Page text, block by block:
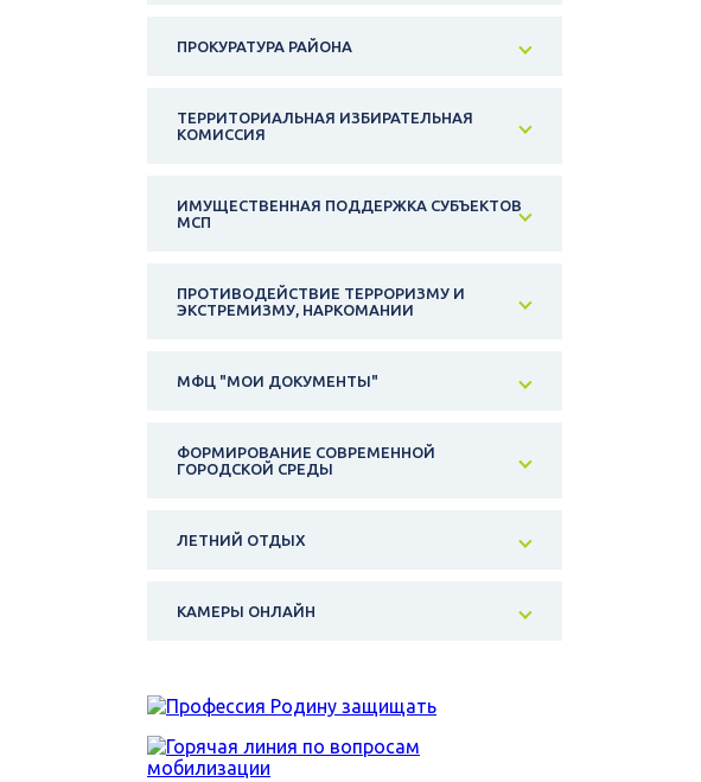
ПРОКУРАТУРА РАЙОНА
ТЕРРИТОРИАЛЬНАЯ ИЗБИРАТЕЛЬНАЯ
КОМИССИЯ
ИМУЩЕСТВЕННАЯ ПОДДЕРЖКА СУБЪЕКТОВ
МСП
ПРОТИВОДЕЙСТВИЕ ТЕРРОРИЗМУ И
ЭКСТРЕМИЗМУ, НАРКОМАНИИ
МФЦ "МОИ ДОКУМЕНТЫ"
ФОРМИРОВАНИЕ СОВРЕМЕННОЙ
ГОРОДСКОЙ СРЕДЫ
ЛЕТНИЙ ОТДЫХ
КАМЕРЫ ОНЛАЙН